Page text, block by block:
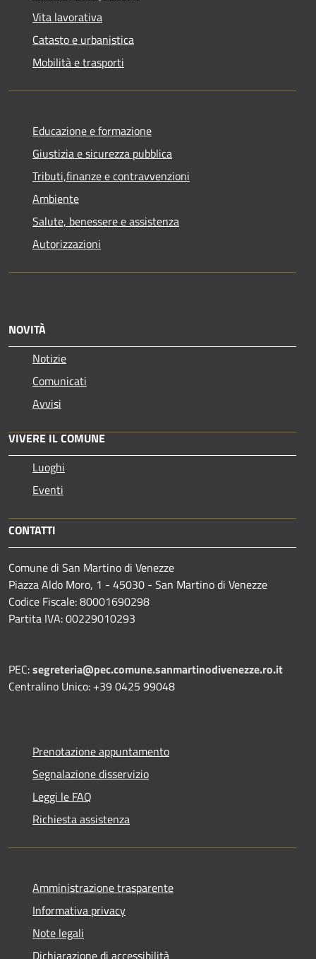
Vita lavorativa
Catasto e urbanistica
Mobilità e trasporti
Educazione e formazione
Giustizia e sicurezza pubblica
Tributi,finanze e contravvenzioni
Ambiente
Salute, benessere e assistenza
Autorizzazioni
NOVITÀ
Notizie
Comunicati
Avvisi
VIVERE IL COMUNE
Luoghi
Eventi
CONTATTI
Comune di San Martino di Venezze
Piazza Aldo Moro, 1 - 45030 - San Martino di Venezze
Codice Fiscale: 80001690298
Partita IVA: 00229010293
PEC:segreteria@pec.comune.sanmartinodivenezze.ro.it
Centralino Unico: +39 0425 99048
Prenotazione appuntamento
Segnalazione disservizio
Leggi le FAQ
Richiesta assistenza
Amministrazione trasparente
Informativa privacy
Note legali
Dichiarazione di accessibilità